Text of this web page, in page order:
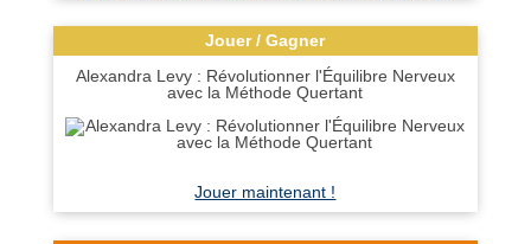
Jouer / Gagner
Alexandra Levy : Révolutionner l'Équilibre Nerveux
avec la Méthode Quertant
Jouer maintenant !